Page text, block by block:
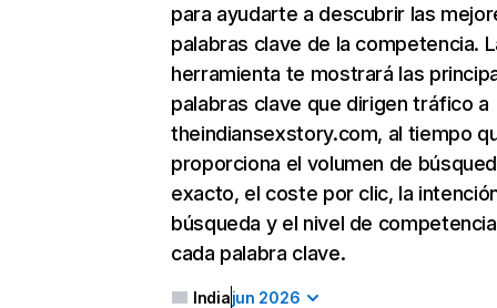
para ayudarte a descubrir las
palabras clave de la competencia.
herramienta te mostrará las
palabras clave que dirigen tráfico a
theindiansexstory.com, al tiempo
proporciona el volumen de
exacto, el coste por clic, la
búsqueda y el nivel de
cada palabra clave.
Indiajun 2026